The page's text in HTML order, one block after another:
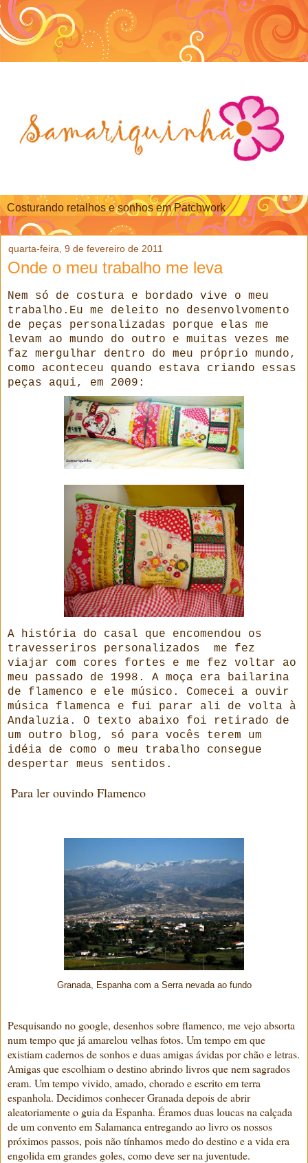
Costurando retalhos e sonhos em Patchwork
quarta-feira, 9 de fevereiro de 2011
Onde o meu trabalho me leva
Nem só de costura e bordado vive o meu
trabalho.Eu me deleito no desenvolvomento
de peças personalizadas porque elas me
levam ao mundo do outro e muitas vezes me
faz mergulhar dentro do meu próprio mundo,
como aconteceu quando estava criando essas
peças aqui, em 2009:
A história do casal que encomendou os
travesseriros personalizados me fez
viajar com cores fortes e me fez voltar ao
meu passado de 1998. A moça era bailarina
de flamenco e ele músico. Comecei a ouvir
música flamenca e fui parar ali de volta à
Andaluzia. O texto abaixo foi retirado de
um outro blog, só para vocês terem um
idéia de como o meu trabalho consegue
despertar meus sentidos.
Para ler ouvindo Flamenco
Granada, Espanha com a Serra nevada ao fundo
Pesquisando no google, desenhos sobre flamenco, me vejo absorta
num tempo que já amarelou velhas fotos. Um tempo em que
existiam cadernos de sonhos e duas amigas ávidas por chão e letras.
Amigas que escolhiam o destino abrindo livros que nem sagrados
eram. Um tempo vivido, amado, chorado e escrito em terra
espanhola. Decidimos conhecer Granada depois de abrir
aleatoriamente o guia da Espanha. Éramos duas loucas na calçada
de um convento em Salamanca entregando ao livro os nossos
próximos passos, pois não tínhamos medo do destino e a vida era
engolida em grandes goles, como deve ser na juventude.